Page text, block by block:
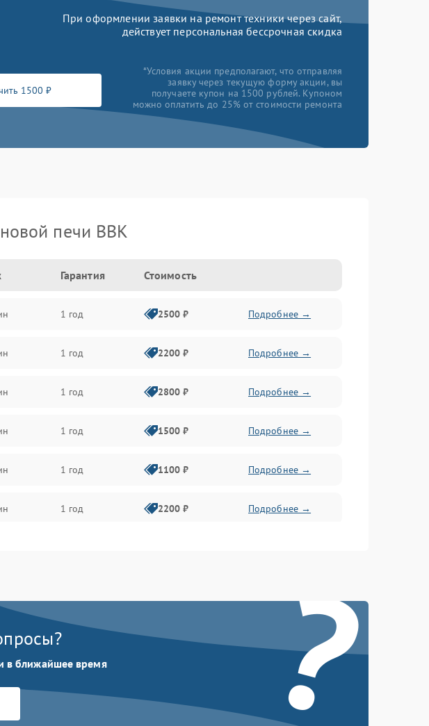
При оформлении заявки на ремонт техники через сайт,
действует персональная бессрочная скидка
1500 ₽
*Условия акции предполагают, что отправляя
заявку через текущую форму акции, вы
получаете купон на 1500 рублей. Купоном
можно оплатить до 25% от стоимости ремонта
печи BBK
Гарантия Стоимость
1 год 2500 ₽ Подробнее →
1 год 2200 ₽ Подробнее →
1 год 2800 ₽ Подробнее →
1 год 1500 ₽ Подробнее →
1 год 1100 ₽ Подробнее →
1 год 2200 ₽ Подробнее →
1 год 2000 ₽
Подробнее →
Подробнее →
?
в ближайшее время